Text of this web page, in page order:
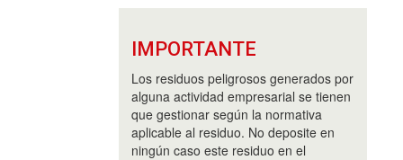
IMPORTANTE
Los residuos peligrosos generados por
alguna actividad empresarial se tienen
que gestionar según la normativa
aplicable al residuo. No deposite en
ningún caso este residuo en el